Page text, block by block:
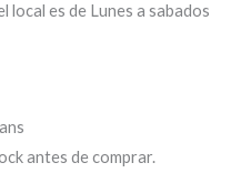
es de Lunes a sabados
antes de comprar.